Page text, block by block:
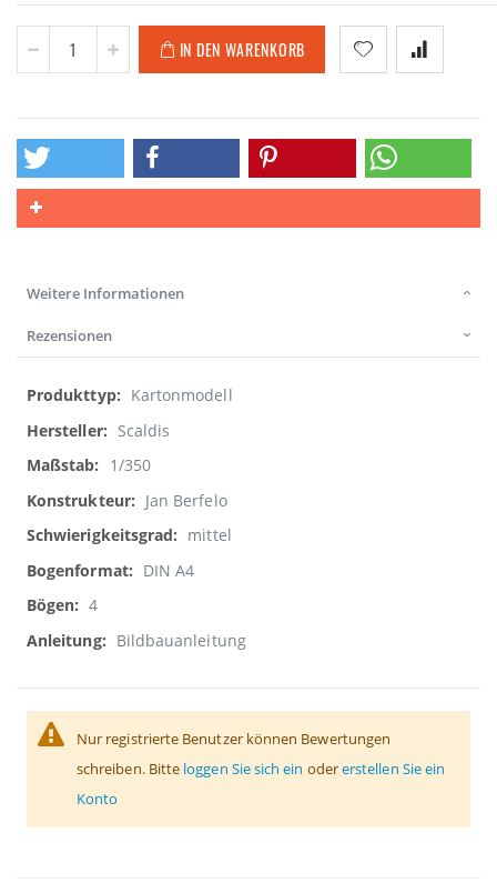
IN DEN WARENKORB
Weitere Informationen
Rezensionen
Weitere
Informationen
Kartonmodell
Scaldis
1/350
Jan Berfelo
mittel
DIN A4
4
Bildbauanleitung
Nur registrierte Benutzer können Bewertungen
schreiben. Bitte loggen Sie sich ein odererstellen Sie ein
Konto